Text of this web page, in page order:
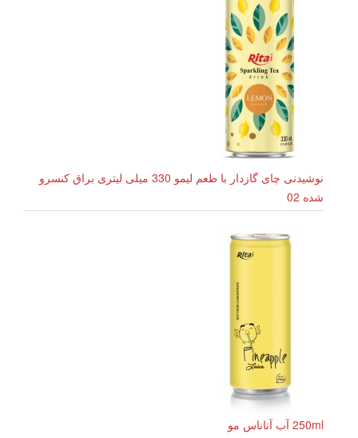
نوشیدنی چای گازدار با طعم لیمو 330 میلی لیتری براق کنسرو
شده 02
250ml آب آناناس مو